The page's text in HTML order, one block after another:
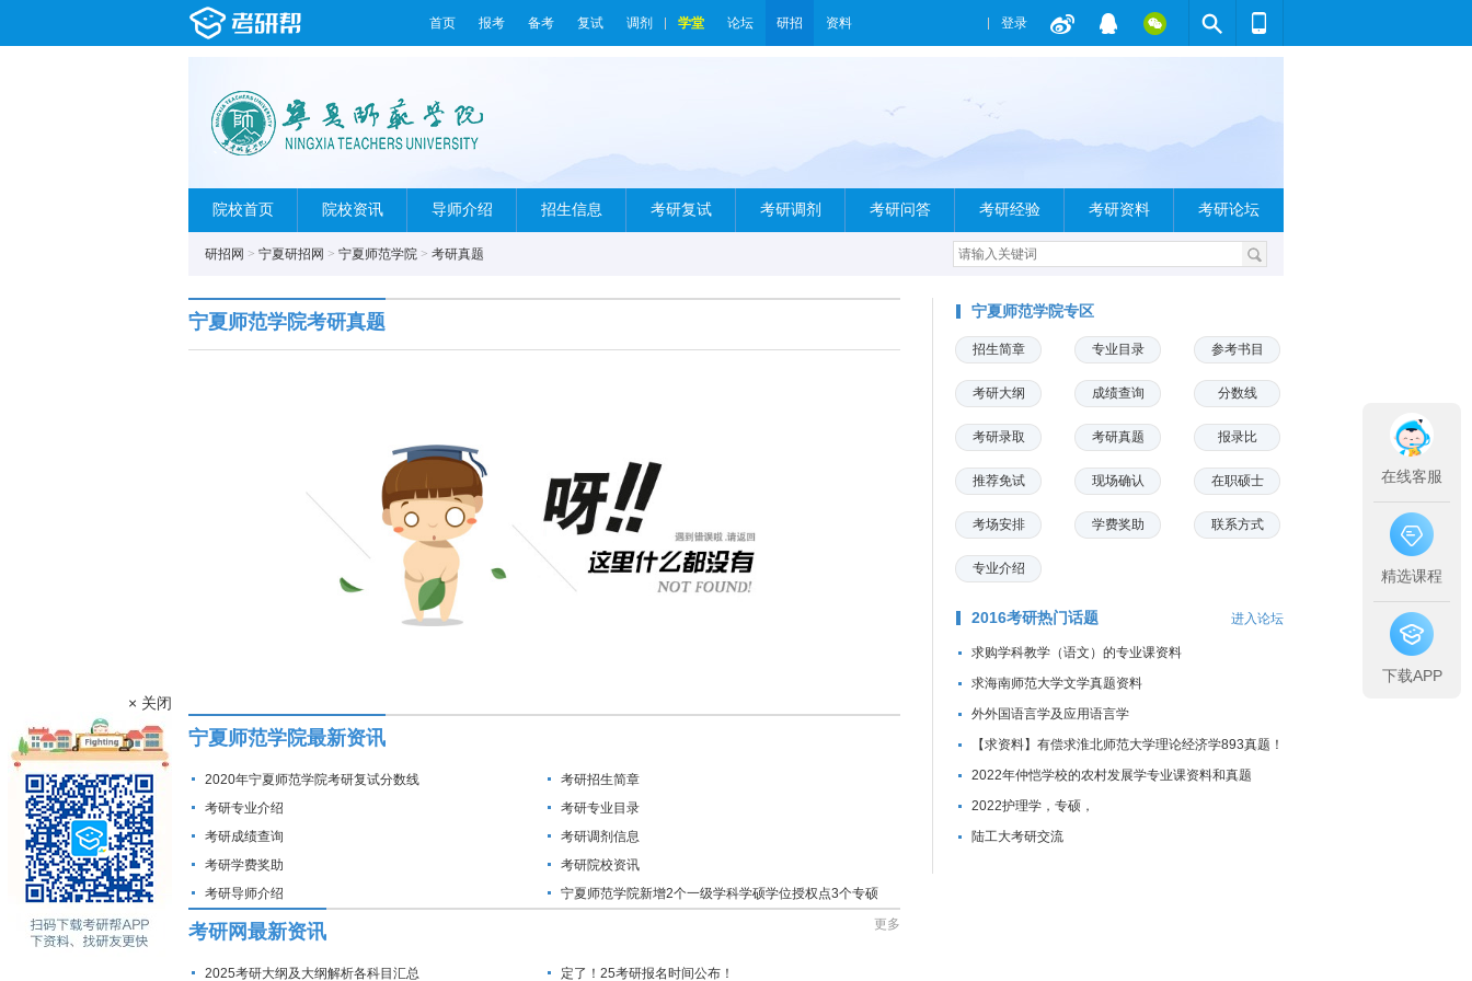
首页 报考 备考 复试 调剂 学堂 论坛 研招 资料 登录
院校首页 院校资讯 导师介绍 招生信息 考研复试 考研调剂 考研问答 考研经验 考研资料 考研论坛
研招网 > 宁夏研招网 > 宁夏师范学院 > 考研真题
宁夏师范学院考研真题
宁夏师范学院最新资讯
2020年宁夏师范学院考研复试分数线
考研招生简章
考研专业介绍
考研专业目录
考研成绩查询
考研调剂信息
考研学费奖助
考研院校资讯
考研导师介绍
宁夏师范学院新增2个一级学科学硕学位授权点3个专硕
考研网最新资讯 更多
2025考研大纲及大纲解析各科目汇总 定了！25考研报名时间公布！
宁夏师范学院专区
招生简章 专业目录 参考书目
考研大纲 成绩查询 分数线
考研录取 考研真题 报录比
推荐免试 现场确认 在职硕士
考场安排 学费奖助 联系方式
专业介绍
2016考研热门话题 进入论坛
求购学科教学（语文）的专业课资料
求海南师范大学文学真题资料
外外国语言学及应用语言学
【求资料】有偿求淮北师范大学理论经济学893真题！
2022年仲恺学校的农村发展学专业课资料和真题
2022护理学，专硕，
陆工大考研交流
× 关闭
在线客服
精选课程
下载APP